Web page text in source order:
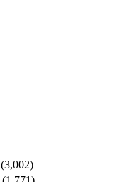
(3,002)